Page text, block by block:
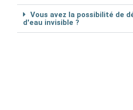
Vous avez la possibilité de
d'eau invisible ?